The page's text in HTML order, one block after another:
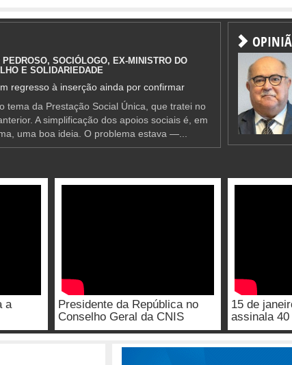
PEDROSO, SOCIÓLOGO, EX-MINISTRO DO
E SOLIDARIEDADE
regresso à inserção ainda por confirmar
tema da Prestação Social Única, que tratei no
A simplificação dos apoios sociais é, em
uma boa ideia. O problema estava —...
a
Presidente da República no
Conselho Geral da CNIS
15 de
assinala 40